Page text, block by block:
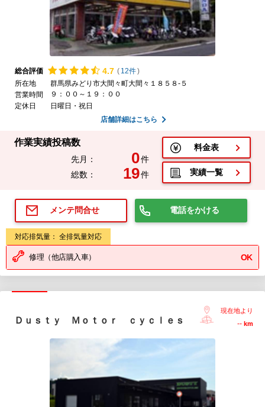
総合評価 4.7 ( 12件)
所在地
群馬県みどり市大間々町大間々１８５８-５
営業時間
９：００～１９：００
定休日
日曜日・祝日
店舗詳細はこちら
作業実績投稿数
先月： 0件
総数：
19件
料金表
実績一覧
メンテ問合せ 電話をかける
対応排気量： 全排気量対応
修理（他店購入車） OK
Ｄｕｓｔｙ Ｍｏｔｏｒ ｃｙｃｌｅｓ
現在地より
-- km